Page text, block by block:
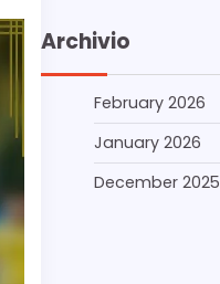
Archivio
February 2026
January 2026
December 2025